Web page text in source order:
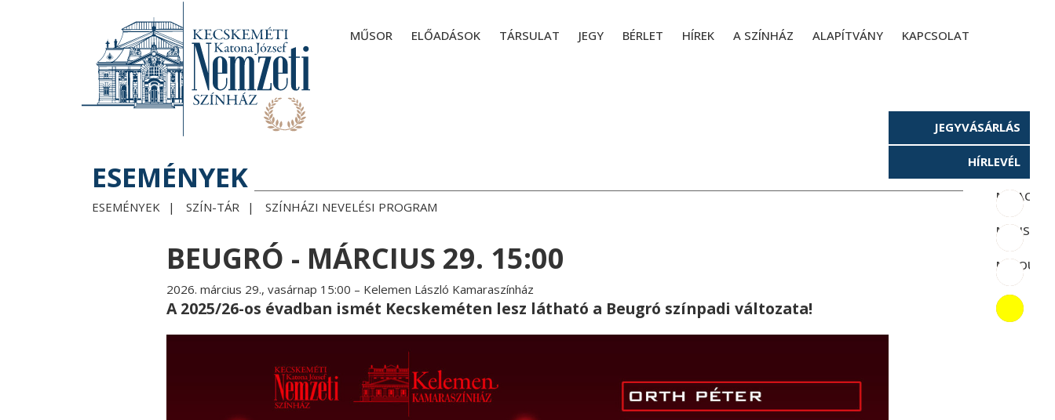
JEGYVÁSÁRLÁS
HÍRLEVÉL
MŰSOR ELŐADÁSOK TÁRSULAT JEGY BÉRLET HÍREK A SZÍNHÁZ ALAPÍTVÁNY KAPCSOLAT
ESEMÉNYEK
ESEMÉNYEK SZÍN-TÁR SZÍNHÁZI NEVELÉSI PROGRAM
BEUGRÓ - MÁRCIUS 29. 15:00
2026. március 29., vasárnap 15:00 – Kelemen László Kamaraszínház
A 2025/26-os évadban ismét Kecskeméten lesz látható a Beugró színpadi változata!